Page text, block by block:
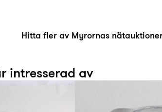
Hitta fler av Myrornas
intresserad av